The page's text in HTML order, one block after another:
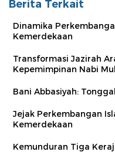
Berita Terkait
Dinamika
Kemerdekaan
Transformasi Jazirah
Kepemimpinan Nabi
Bani Abbasiyah:
Jejak Perkembangan
Kemerdekaan
Kemunduran Tiga